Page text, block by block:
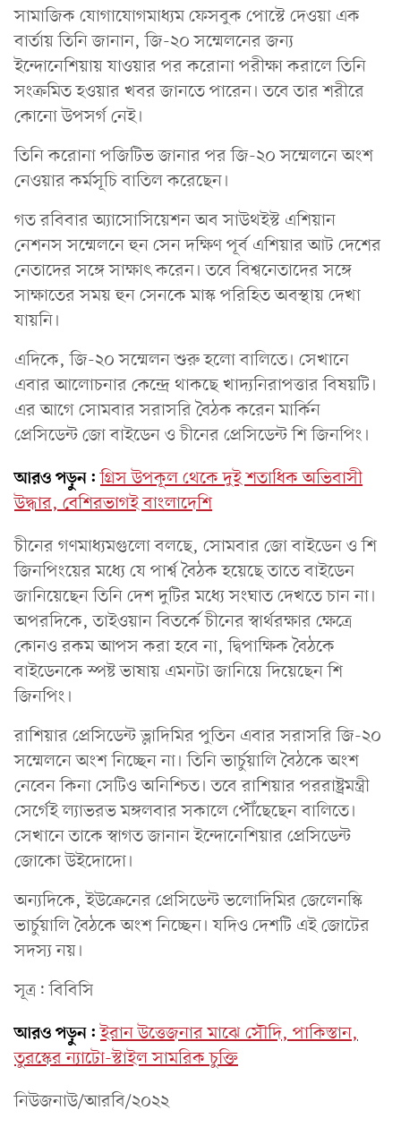
সামাজিক যোগাযোগমাধ্যম ফেসবুক পোস্টে দেওয়া এক
বার্তায় তিনি জানান, জি-২০ সম্মেলনের জন্য
ইন্দোনেশিয়ায় যাওয়ার পর করোনা পরীক্ষা করালে তিনি
সংক্রমিত হওয়ার খবর জানতে পারেন। তবে তার শরীরে
কোনো উপসর্গ নেই।
তিনি করোনা পজিটিভ জানার পর জি-২০ সম্মেলনে অংশ
নেওয়ার কর্মসূচি বাতিল করেছেন।
গত রবিবার অ্যাসোসিয়েশন অব সাউথইস্ট এশিয়ান
নেশনস সম্মেলনে হুন সেন দক্ষিণ পূর্ব এশিয়ার আট দেশের
নেতাদের সঙ্গে সাক্ষাৎ করেন। তবে বিশ্বনেতাদের সঙ্গে
সাক্ষাতের সময় হুন সেনকে মাস্ক পরিহিত অবস্থায় দেখা
যায়নি।
এদিকে, জি-২০ সম্মেলন শুরু হলো বালিতে। সেখানে
এবার আলোচনার কেন্দ্রে থাকছে খাদ্যনিরাপত্তার বিষয়টি।
এর আগে সোমবার সরাসরি বৈঠক করেন মার্কিন
প্রেসিডেন্ট জো বাইডেন ও চীনের প্রেসিডেন্ট শি জিনপিং।
আরও পড়ুন: গ্রিস উপকূল থেকে দুই শতাধিক অভিবাসী
উদ্ধার, বেশিরভাগই বাংলাদেশি
চীনের গণমাধ্যমগুলো বলছে, সোমবার জো বাইডেন ও শি
জিনপিংয়ের মধ্যে যে পার্শ্ব বৈঠক হয়েছে তাতে বাইডেন
জানিয়েছেন তিনি দেশ দুটির মধ্যে সংঘাত দেখতে চান না।
অপরদিকে, তাইওয়ান বিতর্কে চীনের স্বার্থরক্ষার ক্ষেত্রে
কোনও রকম আপস করা হবে না, দ্বিপাক্ষিক বৈঠকে
বাইডেনকে স্পষ্ট ভাষায় এমনটা জানিয়ে দিয়েছেন শি
জিনপিং।
রাশিয়ার প্রেসিডেন্ট ভ্লাদিমির পুতিন এবার সরাসরি জি-২০
সম্মেলনে অংশ নিচ্ছেন না। তিনি ভার্চুয়ালি বৈঠকে অংশ
নেবেন কিনা সেটিও অনিশ্চিত। তবে রাশিয়ার পররাষ্ট্রমন্ত্রী
সের্গেই ল্যাভরভ মঙ্গলবার সকালে পৌঁছেছেন বালিতে।
সেখানে তাকে স্বাগত জানান ইন্দোনেশিয়ার প্রেসিডেন্ট
জোকো উইদোদো।
অন্যদিকে, ইউক্রেনের প্রেসিডেন্ট ভলোদিমির জেলেনস্কি
ভার্চুয়ালি বৈঠকে অংশ নিচ্ছেন। যদিও দেশটি এই জোটের
সদস্য নয়।
সূত্র: বিবিসি
আরও পড়ুন: ইরান উত্তেজনার মাঝে সৌদি, পাকিস্তান,
তুরস্কের ন্যাটো-স্টাইল সামরিক চুক্তি
নিউজনাউ/আরবি/২০২২